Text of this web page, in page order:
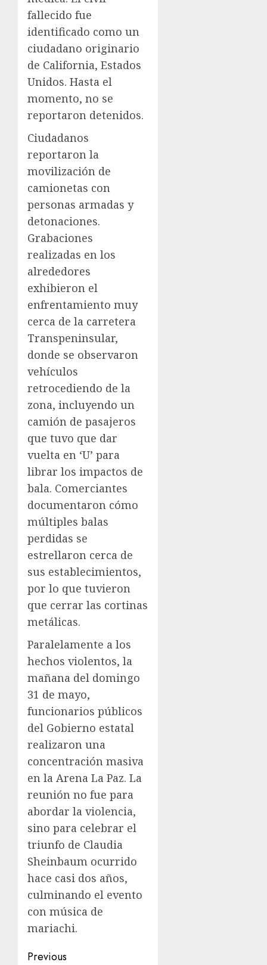
fallecido fue
identificado como un
ciudadano originario
de California, Estados
Unidos. Hasta el
momento, no se
reportaron detenidos.
Ciudadanos
reportaron la
movilización de
camionetas con
personas armadas y
detonaciones.
Grabaciones
realizadas en los
alrededores
exhibieron el
enfrentamiento muy
cerca de la carretera
Transpeninsular,
donde se observaron
vehículos
retrocediendo de la
zona, incluyendo un
camión de pasajeros
que tuvo que dar
vuelta en ‘U’ para
librar los impactos de
bala. Comerciantes
documentaron cómo
múltiples balas
perdidas se
estrellaron cerca de
sus establecimientos,
por lo que tuvieron
que cerrar las cortinas
metálicas.
Paralelamente a los
hechos violentos, la
mañana del domingo
31 de mayo,
funcionarios públicos
del Gobierno estatal
realizaron una
concentración masiva
en la Arena La Paz. La
reunión no fue para
abordar la violencia,
sino para celebrar el
triunfo de Claudia
Sheinbaum ocurrido
hace casi dos años,
culminando el evento
con música de
mariachi.
Previous